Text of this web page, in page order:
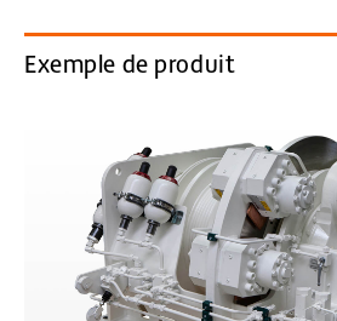
Exemple de produit